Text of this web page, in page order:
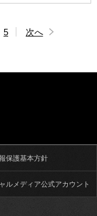
5 次へ
保護基本方針
ルメディア公式アカウント